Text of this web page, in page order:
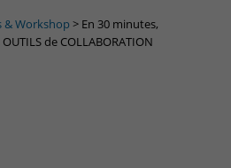
& Workshop > En 30 minutes,
de COLLABORATION